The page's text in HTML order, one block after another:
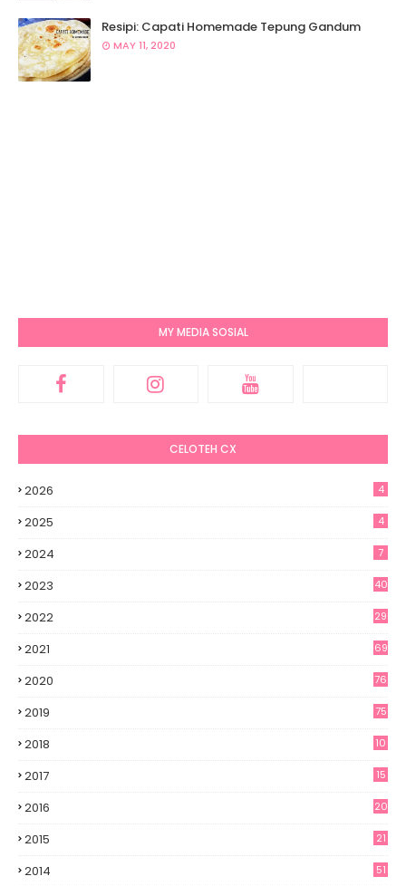
Resipi: Capati Homemade Tepung Gandum
MAY 11, 2020
MY MEDIA SOSIAL
CELOTEH CX
2026 4
2025 4
2024 7
2023 40
2022 29
2021 69
2020 76
2019 75
2018 10
2017 15
2016 20
2015 21
2014 51